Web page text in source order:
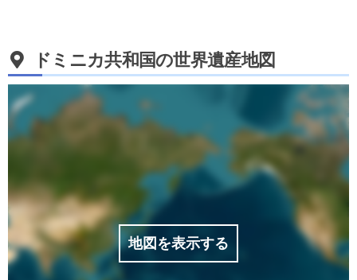
ドミニカ共和国の世界遺産地図
地図を表示する